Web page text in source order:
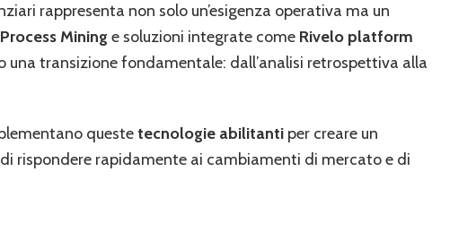
rappresenta non solo un’esigenza operativa ma un
Process Mining e soluzioni integrate come Rivelo platform
una transizione fondamentale: dall’analisi retrospettiva alla
questetecnologie abilitanti per creare un
rispondere rapidamente ai cambiamenti di mercato e di